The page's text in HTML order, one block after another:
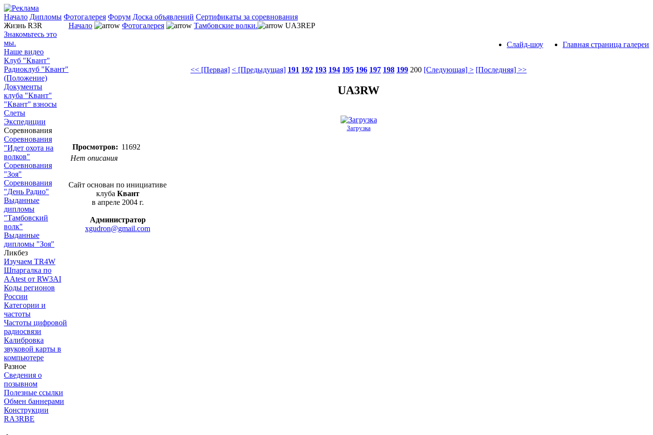
Начало Дипломы Фотогалерея Форум Доска объявлений Сертификаты за соревнования
Жизнь R3R
Знакомьтесь это
мы.
Наше видео
Клуб "Квант"
Радиоклуб "Квант"
(Положение)
Документы
клуба "Квант"
"Квант" взносы
Слеты
Экспедиции
Соревнования
Соревнования
"Идет охота на
волков"
Соревнования
"Зоя"
Соревнования
"День Радио"
Выданные
дипломы
"Тамбовский
волк"
Выданные
дипломы "Зоя"
Ликбез
Изучаем TR4W
Шпаргалка по
AAtest от RW3AI
Коды регионов
России
Категории и
частоты
Частоты цифровой
радиосвязи
Калибровка
звуковой карты в
компьютере
Разное
Сведения о
позывном
Полезные ссылки
Обмен баннерами
Конструкции
RA3RBE
Начало Фотогалерея Тамбовские волки. UA3REP
Главная страница галереи
Слайд-шоу
<< [Первая] < [Предыдущая] 191 192 193 194 195 196 197 198 199 200 [Следующая] > [Последняя] >>
UA3RW
Загрузка
Просмотров: 11692
Нет описания
Сайт основан по инициативе
клуба Квант
в апреле 2004 г.
Администратор
xgudron@gmail.com